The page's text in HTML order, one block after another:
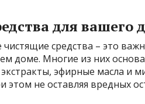
для вашего
чистящие средства – это
доме. Многие из них
эфирные масла и
этом не оставляя вредных